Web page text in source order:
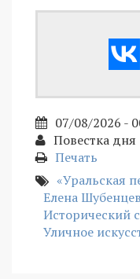
07/08/2026 -
Повестка дня
Печать
«Уральская
Елена
Исторический
Уличное